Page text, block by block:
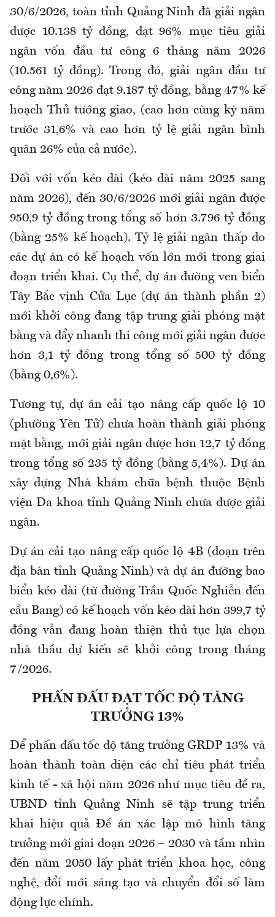
30/6/2026, toàn tỉnh Quảng Ninh đã giải ngân
được 10.138 tỷ đồng, đạt 96% mục tiêu giải
ngân vốn đầu tư công 6 tháng năm 2026
(10.561 tỷ đồng). Trong đó, giải ngân đầu tư
công năm 2026 đạt 9.187 tỷ đồng, bằng 47% kế
hoạch Thủ tướng giao, (cao hơn cùng kỳ năm
trước 31,6% và cao hơn tỷ lệ giải ngân bình
quân 26% của cả nước).
Đối với vốn kéo dài (kéo dài năm 2025 sang
năm 2026), đến 30/6/2026 mới giải ngân được
950,9 tỷ đồng trong tổng số hơn 3.796 tỷ đồng
(bằng 25% kế hoạch). Tỷ lệ giải ngân thấp do
các dự án có kế hoạch vốn lớn mới trong giai
đoạn triển khai. Cụ thể, dự án đường ven biển
Tây Bắc vịnh Cửa Lục (dự án thành phần 2)
mới khởi công đang tập trung giải phóng mặt
bằng và đẩy nhanh thi công mới giải ngân được
hơn 3,1 tỷ đồng trong tổng số 500 tỷ đồng
(bằng 0,6%).
Tương tự, dự án cải tạo nâng cấp quốc lộ 10
(phường Yên Tử) chưa hoàn thành giải phóng
mặt bằng, mới giải ngân được hơn 12,7 tỷ đồng
trong tổng số 235 tỷ đồng (bằng 5,4%). Dự án
xây dựng Nhà khám chữa bệnh thuộc Bệnh
viện Đa khoa tỉnh Quảng Ninh chưa được giải
ngân.
Dự án cải tạo nâng cấp quốc lộ 4B (đoạn trên
địa bàn tỉnh Quảng Ninh) và dự án đường bao
biển kéo dài (từ đường Trần Quốc Nghiễn đến
cầu Bang) có kế hoạch vốn kéo dài hơn 399,7 tỷ
đồng vẫn đang hoàn thiện thủ tục lựa chọn
nhà thầu dự kiến sẽ khởi công trong tháng
7/2026.
PHẤN ĐẤU ĐẠT TỐC ĐỘ TĂNG
TRƯỞNG 13%
Để phấn đấu tốc độ tăng trưởng GRDP 13% và
hoàn thành toàn diện các chỉ tiêu phát triển
kinh tế - xã hội năm 2026 như mục tiêu đề ra,
UBND tỉnh Quảng Ninh sẽ tập trung triển
khai hiệu quả Đề án xác lập mô hình tăng
trưởng mới giai đoạn 2026 – 2030 và tầm nhìn
đến năm 2050 lấy phát triển khoa học, công
nghệ, đổi mới sáng tạo và chuyển đổi số làm
động lực chính.